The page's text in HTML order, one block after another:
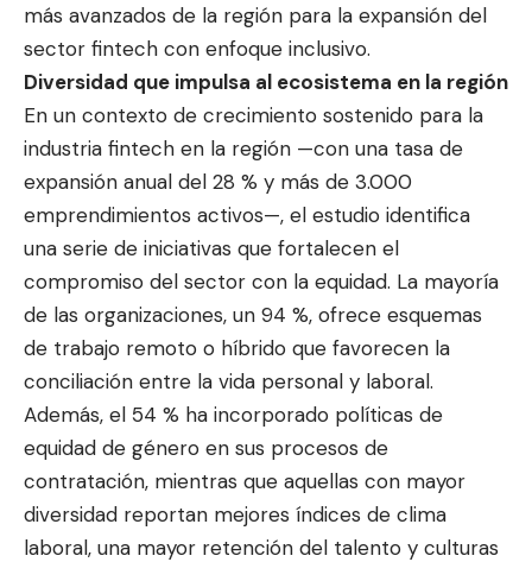
más avanzados de la región para la expansión del
sector fintech con enfoque inclusivo.
Diversidad que impulsa al ecosistema en la región
En un contexto de crecimiento sostenido para la
industria fintech en la región —con una tasa de
expansión anual del 28 % y más de 3.000
emprendimientos activos—, el estudio identifica
una serie de iniciativas que fortalecen el
compromiso del sector con la equidad. La mayoría
de las organizaciones, un 94 %, ofrece esquemas
de trabajo remoto o híbrido que favorecen la
conciliación entre la vida personal y laboral.
Además, el 54 % ha incorporado políticas de
equidad de género en sus procesos de
contratación, mientras que aquellas con mayor
diversidad reportan mejores índices de clima
laboral, una mayor retención del talento y culturas